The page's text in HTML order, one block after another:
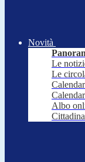
Novità
Le
Le
Albo